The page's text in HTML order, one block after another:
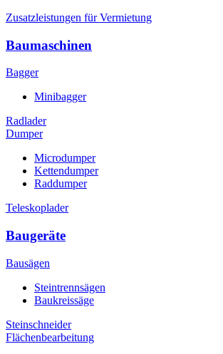
Zusatzleistungen für Vermietung
Baumaschinen
Bagger
Minibagger
Radlader
Dumper
Microdumper
Kettendumper
Raddumper
Teleskoplader
Baugeräte
Bausägen
Steintrennsägen
Baukreissäge
Steinschneider
Flächenbearbeitung